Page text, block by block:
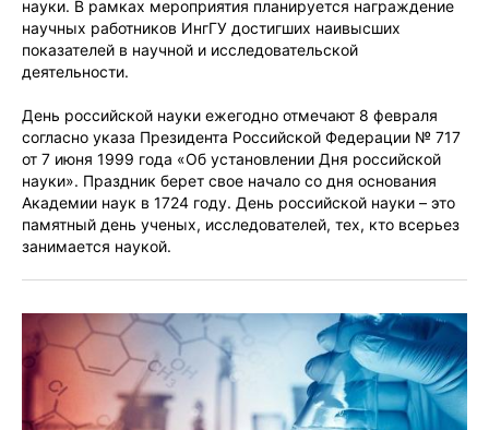
науки. В рамках мероприятия планируется награждение
научных работников ИнгГУ достигших наивысших
показателей в научной и исследовательской
деятельности.
День российской науки ежегодно отмечают 8 февраля
согласно указа Президента Российской Федерации № 717
от 7 июня 1999 года «Об установлении Дня российской
науки». Праздник берет свое начало со дня основания
Академии наук в 1724 году. День российской науки – это
памятный день ученых, исследователей, тех, кто всерьез
занимается наукой.